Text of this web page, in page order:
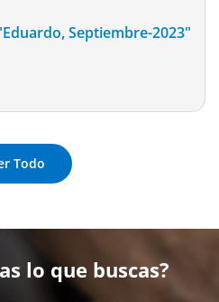
Septiembre-2023"
Todo
lo que buscas?